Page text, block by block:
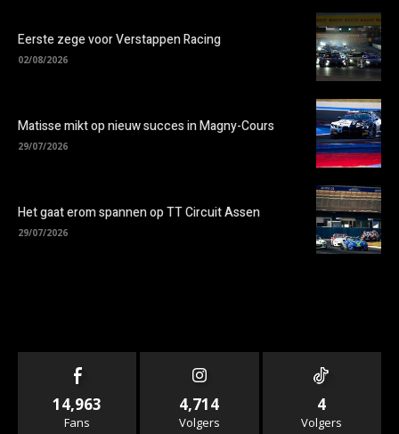
Eerste zege voor Verstappen Racing
02/08/2026
Matisse mikt op nieuw succes in Magny-Cours
29/07/2026
Het gaat erom spannen op TT Circuit Assen
29/07/2026
14,963
Fans
4,714
Volgers
4
Volgers